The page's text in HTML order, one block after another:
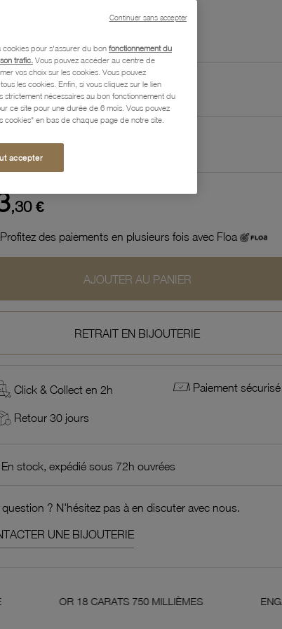
détaillées
Livraison, Retours et Garantie
,30 €
Profitez des paiements en plusieurs fois avec Floa
AJOUTER AU PANIER
RETRAIT EN BIJOUTERIE
Click & Collect en 2h Paiement sécurisé
Retour 30 jours
En stock, expédié sous 72h ouvrées
question ? N'hésitez pas à en discuter avec nous.
UNE BIJOUTERIE
18 CARATS 750 MILLIÈMES ENGAGEMENTS
cookies pour s'assurer du bon fonctionnement du
trafic. Vous pouvez accéder au centre de
vos choix sur les cookies. Vous pouvez
les cookies. Enfin, si vous cliquez sur le lien
nécessaires au bon fonctionnement du
ce site pour une durée de 6 mois. Vous pouvez
en bas de chaque page de notre site.
accepter
Continuer sans accepter